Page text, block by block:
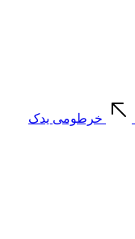
خرطومی یدک